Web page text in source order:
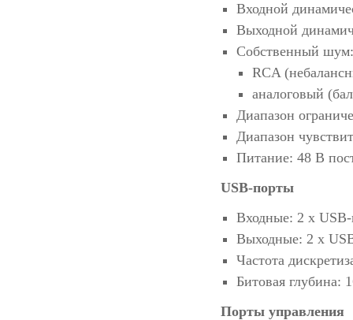
Входной
Выходной
Собственный шум:
RCA
аналоговый
Диапазон
Диапазон
Питание: 48 В
USB-порты
Входные: 2 x USB-
Выходные: 2 x
Частота
Битовая глубина:
Порты управления